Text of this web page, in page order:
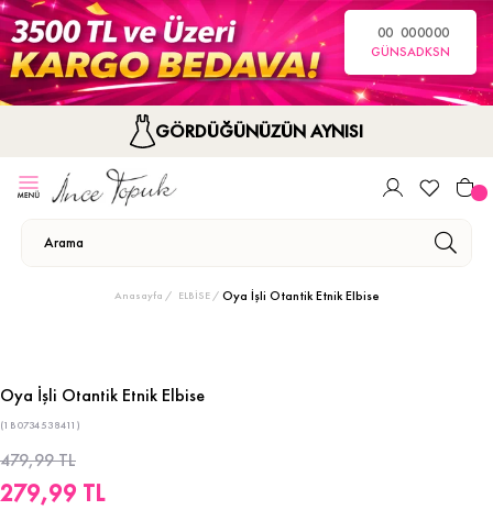
00
GÜN
00
SA
00
DK
00
SN
GÖRDÜĞÜNÜZÜN AYNISI
Anasayfa ELBİSE Oya İşli Otantik Etnik Elbise
Oya İşli Otantik Etnik Elbise
(1B0734538411)
479,99 TL
279,99 TL